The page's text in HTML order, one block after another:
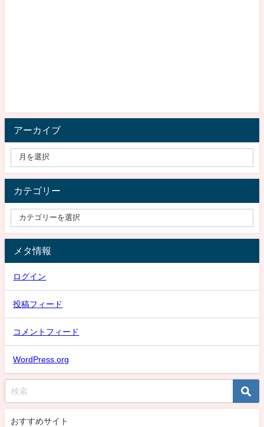
アーカイブ
カテゴリー
メタ情報
ログイン
投稿フィード
コメントフィード
WordPress.org
おすすめサイト